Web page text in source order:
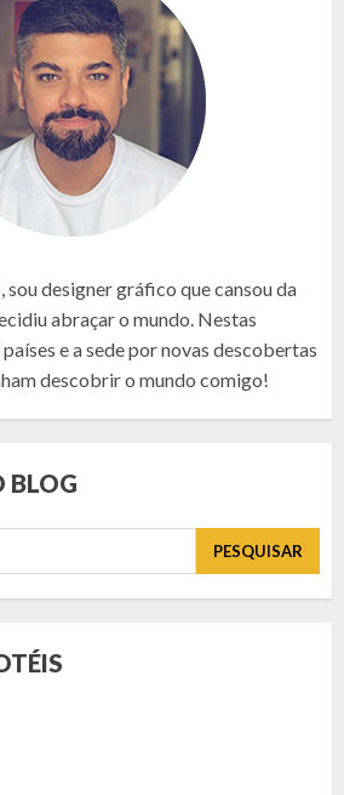
sou designer gráfico que cansou da
abraçar o mundo. Nestas
e a sede por novas descobertas
descobrir o mundo comigo!
BLOG